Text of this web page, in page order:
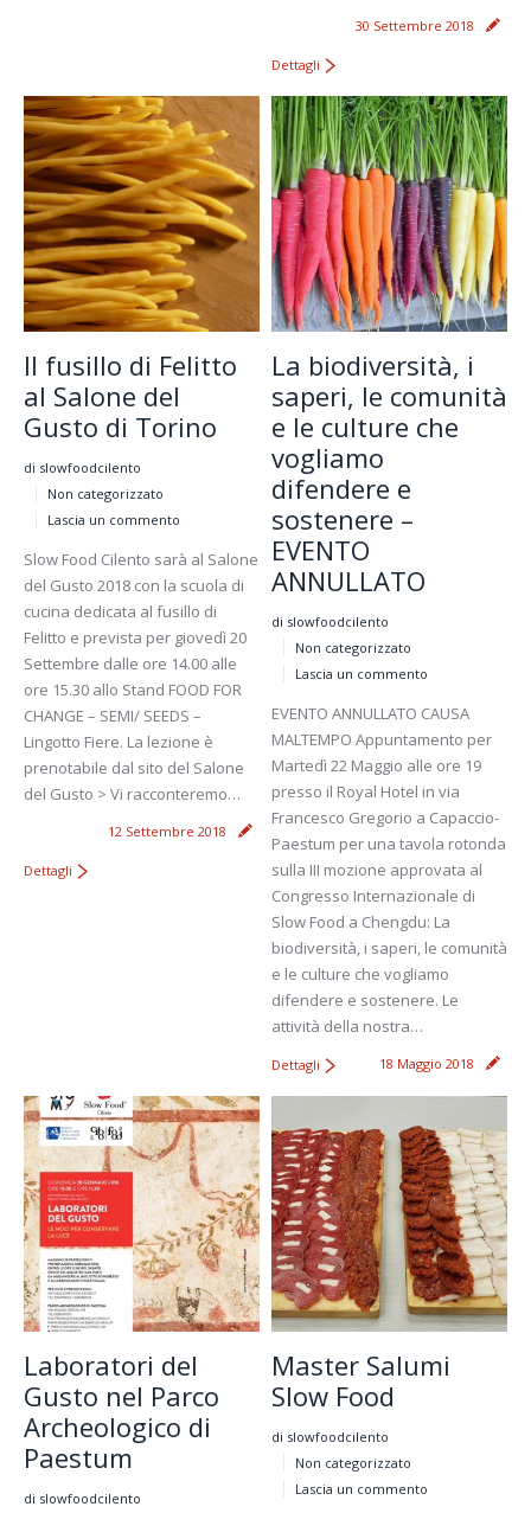
30 Settembre 2018
Dettagli
Il fusillo di Felitto
al Salone del
Gusto di Torino
di slowfoodcilento
Non categorizzato
Lascia un commento
Slow Food Cilento sarà al Salone
del Gusto 2018 con la scuola di
cucina dedicata al fusillo di
Felitto e prevista per giovedì 20
Settembre dalle ore 14.00 alle
ore 15.30 allo Stand FOOD FOR
CHANGE – SEMI/ SEEDS –
Lingotto Fiere. La lezione è
prenotabile dal sito del Salone
del Gusto > Vi racconteremo…
12 Settembre 2018
Dettagli
La biodiversità, i
saperi, le comunità
e le culture che
vogliamo
difendere e
sostenere –
EVENTO
ANNULLATO
di slowfoodcilento
Non categorizzato
Lascia un commento
EVENTO ANNULLATO CAUSA
MALTEMPO Appuntamento per
Martedì 22 Maggio alle ore 19
presso il Royal Hotel in via
Francesco Gregorio a Capaccio-
Paestum per una tavola rotonda
sulla III mozione approvata al
Congresso Internazionale di
Slow Food a Chengdu: La
biodiversità, i saperi, le comunità
e le culture che vogliamo
difendere e sostenere. Le
attività della nostra…
18 Maggio 2018
Dettagli
Laboratori del
Gusto nel Parco
Archeologico di
Paestum
di slowfoodcilento
Master Salumi
Slow Food
di slowfoodcilento
Non categorizzato
Lascia un commento